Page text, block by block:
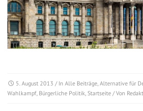
5. August 2013 / In Alle Beiträge Alternative für
Wahlkampf Bürgerliche Politik Startseite / Von